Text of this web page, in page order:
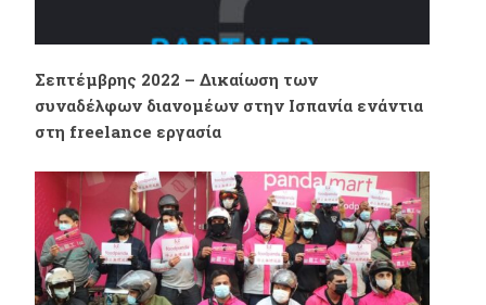
Σεπτέμβρης 2022 – Δικαίωση των
συναδέλφων διανομέων στην Ισπανία ενάντια
στη freelance εργασία